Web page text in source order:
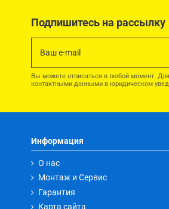
Подпишитесь на рассылку
Вы можете отписаться в любой момент.
контактными данными в юридическом
Информация
О нас
Монтаж и Сервис
Гарантия
Карта сайта